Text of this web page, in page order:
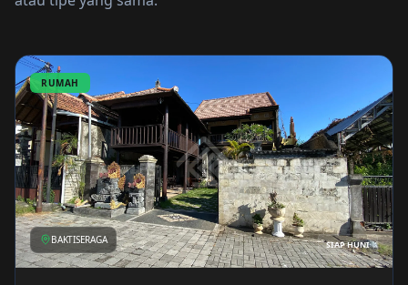
RUMAH
BAKTISERAGA SIAP HUNI